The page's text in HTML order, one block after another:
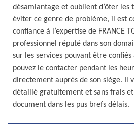
désamiantage et oublient d’ôter les
éviter ce genre de problème, il est
confiance à l’expertise de FRANCE
professionnel réputé dans son
sur les services pouvant être
pouvez le contacter pendant les
directement auprès de son siège. Il
détaillé gratuitement et sans frais
document dans les pus brefs délais.